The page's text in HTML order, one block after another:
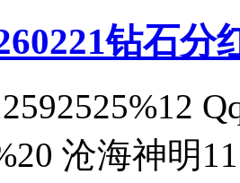
钻石分
沧海神明